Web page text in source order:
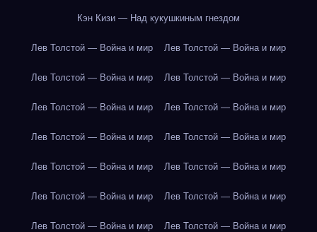
Кэн Кизи — Над кукушкиным гнездом
Лев Толстой — Война и мир Лев Толстой — Война и мир
Лев Толстой — Война и мир Лев Толстой — Война и мир
Лев Толстой — Война и мир Лев Толстой — Война и мир
Лев Толстой — Война и мир Лев Толстой — Война и мир
Лев Толстой — Война и мир Лев Толстой — Война и мир
Лев Толстой — Война и мир Лев Толстой — Война и мир
Лев Толстой — Война и мир Лев Толстой — Война и мир